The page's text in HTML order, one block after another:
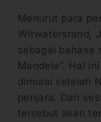
Menurut para
Witwatersrand,
sebagai bahasa
Mandela”. Hal
dimulai setelah
penjara. Dan
tersebut akan